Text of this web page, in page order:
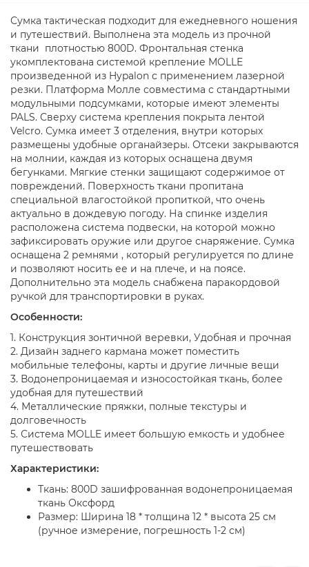
Сумка тактическая подходит для ежедневного ношения
и путешествий. Выполнена эта модель из прочной
ткани плотностью 800D. Фронтальная стенка
укомплектована системой крепление MOLLE
произведенной из Hypalon с применением лазерной
резки. Платформа Молле совместима с стандартными
модульными подсумками, которые имеют элементы
PALS. Сверху система крепления покрыта лентой
Velcro. Сумка имеет 3 отделения, внутри которых
размещены удобные органайзеры. Отсеки закрываются
на молнии, каждая из которых оснащена двумя
бегунками. Мягкие стенки защищают содержимое от
повреждений. Поверхность ткани пропитана
специальной влагостойкой пропиткой, что очень
актуально в дождевую погоду. На спинке изделия
расположена система подвески, на которой можно
зафиксировать оружие или другое снаряжение. Сумка
оснащена 2 ремнями , который регулируется по длине
и позволяют носить ее и на плече, и на поясе.
Дополнительно эта модель снабжена паракордовой
ручкой для транспортировки в руках.
Особенности:
1. Конструкция зонтичной веревки, Удобная и прочная
2. Дизайн заднего кармана может поместить
мобильные телефоны, карты и другие личные вещи
3. Водонепроницаемая и износостойкая ткань, более
удобная для путешествий
4. Металлические пряжки, полные текстуры и
долговечность
5. Система MOLLE имеет большую емкость и удобнее
путешествовать
Характеристики:
Ткань: 800D зашифрованная водонепроницаемая
ткань Оксфорд
Размер: Ширина 18 * толщина 12 * высота 25 см
(ручное измерение, погрешность 1-2 см)